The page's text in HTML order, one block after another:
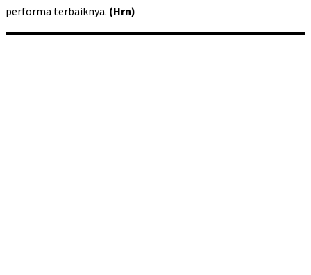
performa terbaiknya. (Hrn)